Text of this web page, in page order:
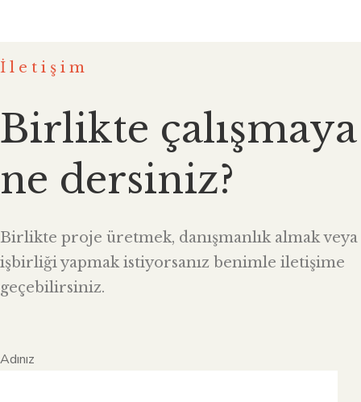
İletişim
Birlikte çalışmaya
ne dersiniz?
Birlikte proje üretmek, danışmanlık almak veya
işbirliği yapmak istiyorsanız benimle iletişime
geçebilirsiniz.
Adınız